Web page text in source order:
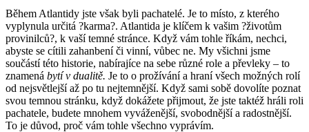
Během Atlantidy jste však byli pachatelé. Je to místo, z kterého
vyplynula určitá ?karma?. Atlantida je klíčem k vašim ?životům
provinilců?, k vaší temné stránce. Když vám tohle říkám, nechci,
abyste se cítili zahanbení či vinní, vůbec ne. My všichni jsme
součástí této historie, nabírajíce na sebe různé role a převleky – to
znamená bytí v dualitě. Je to o prožívání a hraní všech možných rolí
od nejsvětlejší až po tu nejtemnější. Když sami sobě dovolíte poznat
svou temnou stránku, když dokážete přijmout, že jste taktéž hráli roli
pachatele, budete mnohem vyváženější, svobodnější a radostnější.
To je důvod, proč vám tohle všechno vyprávím.